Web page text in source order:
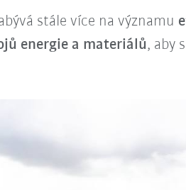
stále více na významu
energie a materiálů, aby